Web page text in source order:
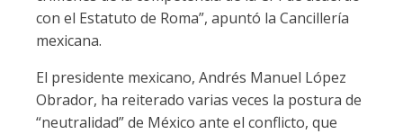
con el Estatuto de Roma”, apuntó la Cancillería
mexicana.
El presidente mexicano, Andrés Manuel López
Obrador, ha reiterado varias veces la postura de
“neutralidad” de México ante el conflicto, que